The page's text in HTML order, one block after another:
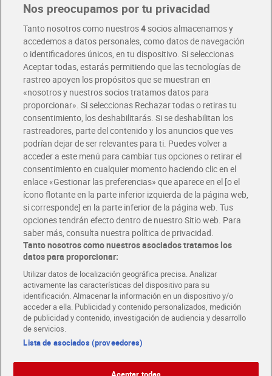
Pide hoy, recibe hoy
Envío gratis por compras superiores a 100€
Envío estandar por 4,99€
Glovo y Uber Eats
Solicita tu factura de Glovo o Uber Eats
Únete al CLUB Dia
Disfruta las ventajas y ofertas exclusivas.
Descárgate la APP Dia
Folletos y Tiendas
Descubre las mejores ofertas y busca tu tienda más cercana
Tarjeta MaX Dia
Te devuelve hasta 8€/mes de tus compras.
¡Solicita tu tarjeta de crédito aquí!
COMER MEJOR CADA DIA
COLABORA CON DIA ABRE TU TIENDA DIA CORPORATE
Nos preocupamos por tu privacidad
Tanto nosotros como nuestros4socios almacenamos y
accedemos a datos personales, como datos de navegación
o identificadores únicos, en tu dispositivo. Si seleccionas
Aceptar todas, estarás permitiendo que las tecnologías de
rastreo apoyen los propósitos que se muestran en
«nosotros y nuestros socios tratamos datos para
proporcionar». Si seleccionas Rechazar todas o retiras tu
consentimiento, los deshabilitarás. Si se deshabilitan los
rastreadores, parte del contenido y los anuncios que ves
podrían dejar de ser relevantes para ti. Puedes volver a
acceder a este menú para cambiar tus opciones o retirar el
consentimiento en cualquier momento haciendo clic en el
enlace «Gestionar las preferencias» que aparece en el [o el
ícono flotante en la parte inferior izquierda de la página web,
si corresponde] en la parte inferior de la página web. Tus
opciones tendrán efecto dentro de nuestro Sitio web. Para
saber más, consulta nuestra política de privacidad.
Tanto nosotros como nuestros asociados tratamos los
datos para proporcionar:
Utilizar datos de localización geográfica precisa. Analizar
activamente las características del dispositivo para su
identificación. Almacenar la información en un dispositivo y/o
acceder a ella. Publicidad y contenido personalizados, medición
de publicidad y contenido, investigación de audiencia y desarrollo
de servicios.
Lista de asociados (proveedores)